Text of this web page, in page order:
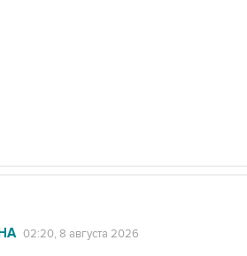
02:20, 8 августа 2026